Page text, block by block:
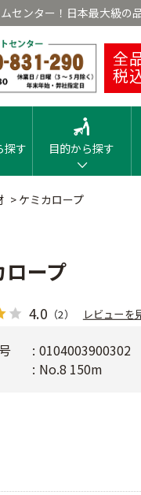
ンター！日本最大級の
全
税
探す 目的から探す
> ケミカロープ
ロープ
4.0 （2） レビューを
0104003900302
No.8 150m